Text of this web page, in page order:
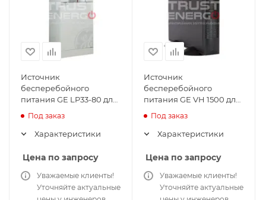
Источник
бесперебойного
питания GE LP33-80 для
Под заказ
Характеристики
Цена по запросу
Уважаемые клиенты!
Уточняйте актуальные
Источник
бесперебойного
питания GE VH 1500 для
Под заказ
Характеристики
Цена по запросу
Уважаемые клиенты!
Уточняйте актуальные